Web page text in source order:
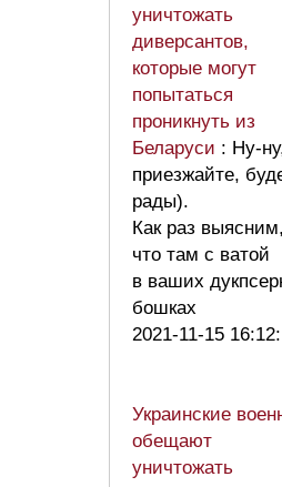
уничтожать
диверсантов,
которые могут
попытаться
проникнуть из
Беларуси : Ну-
приезжайте,
рады).
Как раз
что там с ватой
в ваших
бошках
2021-11-15
Украинские
обещают
уничтожать